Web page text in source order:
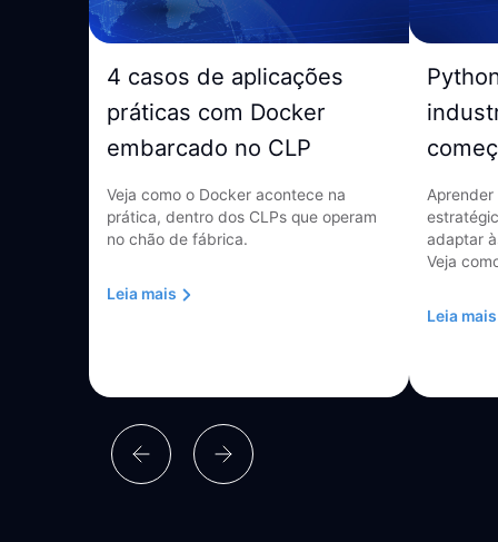
4 casos de aplicações
práticas com Docker
embarcado no CLP
Veja como o Docker acontece na
prática, dentro dos CLPs que operam
no chão de fábrica.
Leia mais
adaptar
Veja
Leia mais